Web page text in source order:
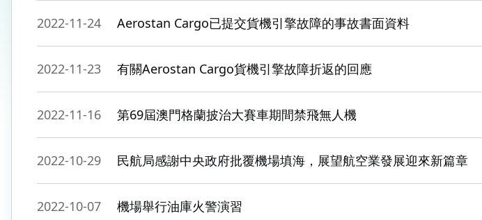
2022-11-24 Aerostan Cargo已提交貨機引擎故障的事故書面資料
2022-11-23 有關Aerostan Cargo貨機引擎故障折返的回應
2022-11-16 第69屆澳門格蘭披治大賽車期間禁飛無人機
2022-10-29 民航局感謝中央政府批覆機場填海，展望航空業發展迎來新篇章
2022-10-07 機場舉行油庫火警演習